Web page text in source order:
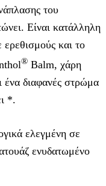
του
Είναι κατάλληλη
ερεθισμούς και το
® Balm, χάρη
ένα διαφανές στρώμα
*.
ελεγμένη σε
ενυδατωμένο